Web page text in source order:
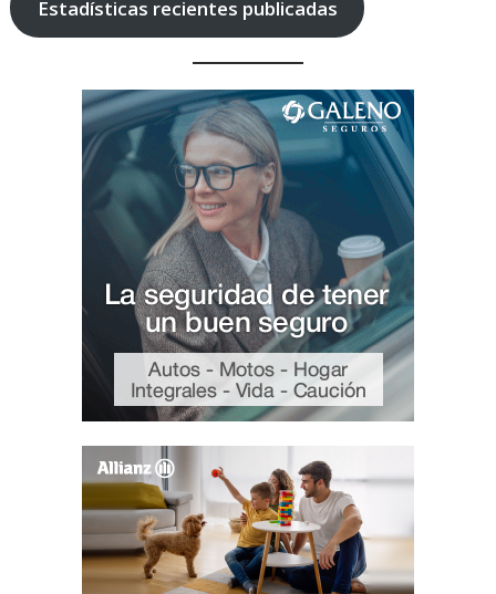
Estadísticas recientes publicadas